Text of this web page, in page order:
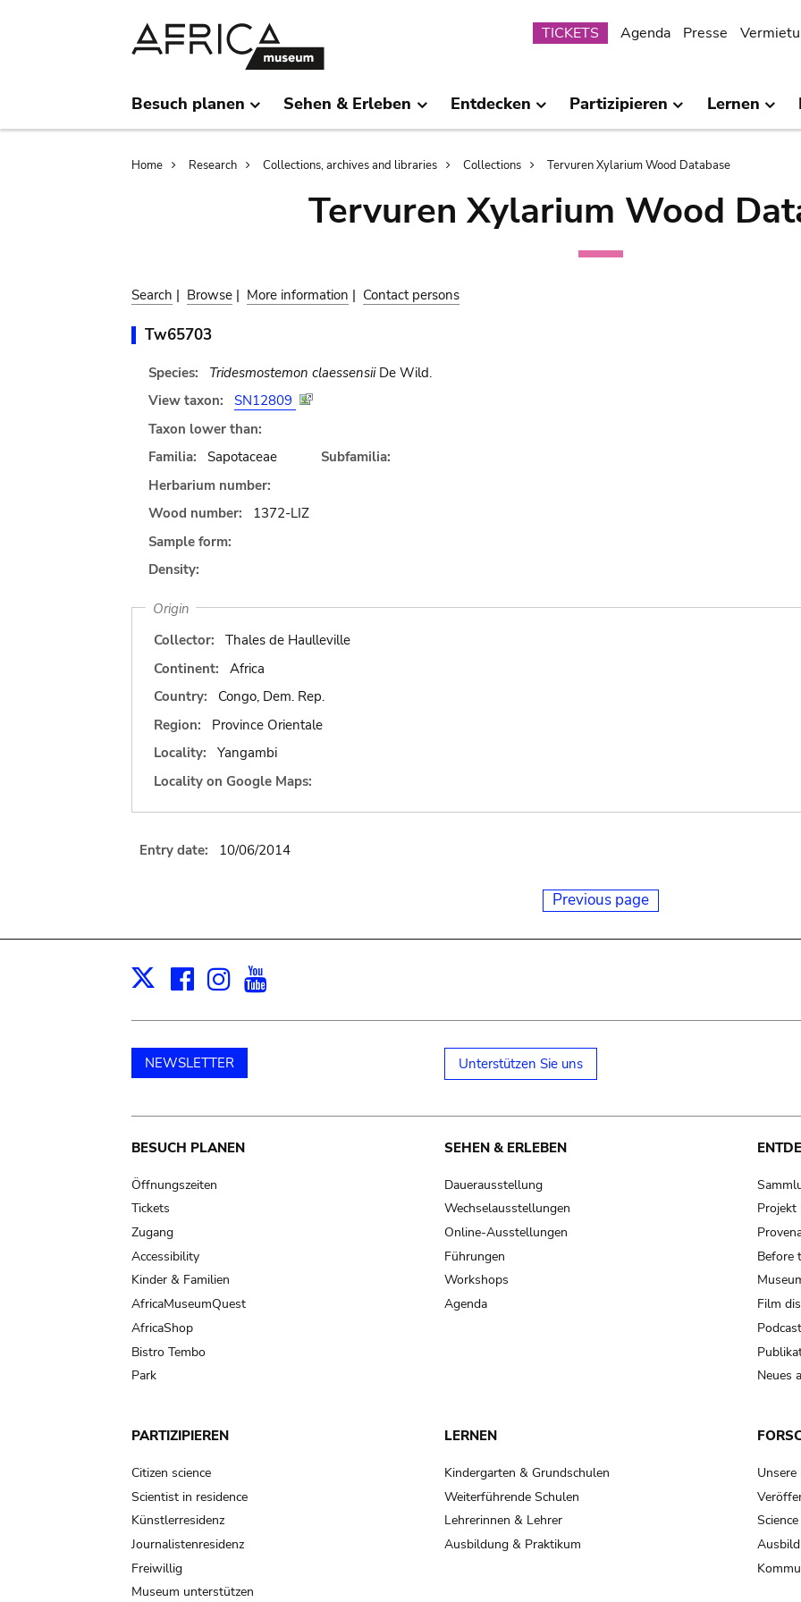
Submenu
TICKETS Agenda Presse
Besuch planen Sehen & Erleben Entdecken Partizipieren Lernen
Breadcrumb
Home Research Collections, archives and libraries Collections Tervuren Xylarium Wood Database
Tervuren Xylarium Wood
Search | Browse | More information | Contact persons
Tw65703
Species: Tridesmostemon claessensiiDe Wild.
View taxon:
SN12809
Taxon lower than:
Familia:
Sapotaceae
Subfamilia:
Herbarium number:
Wood number:
1372-LIZ
Sample form:
Density:
Origin
Collector:
Thales de Haulleville
Continent:
Africa
Country:
Congo, Dem. Rep.
Region:
Province Orientale
Locality:
Yangambi
Locality on Google Maps:
Entry date: 10/06/2014
Previous page
X Facebook
Instagram
NEWSLETTER Unterstützen Sie uns
Main
navigation
BESUCH PLANEN
Öffnungszeiten
Tickets
Zugang
Accessibility
Kinder & Familien
AfricaMuseumQuest
AfricaShop
Bistro Tembo
Park
SEHEN & ERLEBEN
Dauerausstellung
Wechselausstellungen
Online-Ausstellungen
Führungen
Workshops
Agenda
Projekt
Before
Film
Neues
PARTIZIPIEREN
Citizen science
Scientist in residence
Künstlerresidenz
Journalistenresidenz
Freiwillig
Museum unterstützen
LERNEN
Kindergarten & Grundschulen
Weiterführende Schulen
Lehrerinnen & Lehrer
Ausbildung & Praktikum